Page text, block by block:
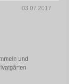
03.07.2017
und